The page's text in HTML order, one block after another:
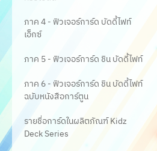
ภาค 4 - ฟิวเจอร์การ์ด บัดดี้ไฟท์
เอ็กซ์
ภาค 5 - ฟิวเจอร์การ์ด ชิน บัดดี้ไฟท์
ภาค 6 - ฟิวเจอร์การ์ด ชิน บัดดี้ไฟท์
ฉบับหนังสือการ์ตูน
รายชื่อการ์ดในผลิตภัณฑ์ Kidz
Deck Series